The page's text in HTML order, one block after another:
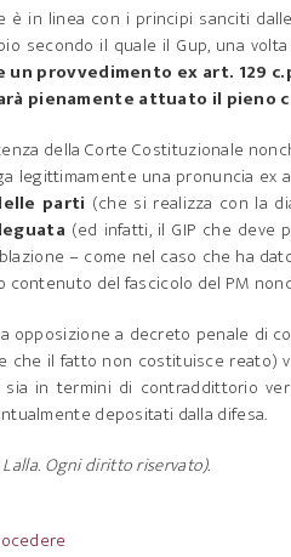
è in linea con i principi sanciti
secondo il quale il Gup, una
provvedimento ex art. 129
pienamente attuato il
della Corte Costituzionale
legittimamente una pronuncia ex
parti (che si realizza con la
(ed infatti, il GIP che deve
– come nel caso che ha
contenuto del fascicolo del PM
opposizione a decreto penale di
che il fatto non costituisce
in termini di contraddittorio
depositati dalla difesa.
Ogni diritto riservato).